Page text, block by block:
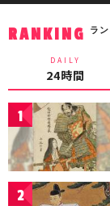
RANKING ラ
DAILY
24時間
1
2